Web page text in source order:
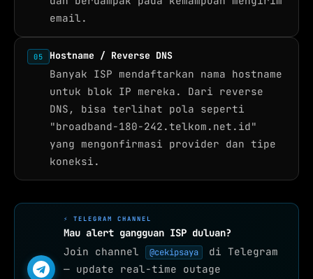
email.
05 Hostname / Reverse DNS
Banyak ISP mendaftarkan nama hostname
untuk blok IP mereka. Dari reverse
DNS, bisa terlihat pola seperti
"broadband-180-242.telkom.net.id"
yang mengonfirmasi provider dan tipe
koneksi.
⚡ TELEGRAM CHANNEL
Mau alert gangguan ISP duluan?
Join channel @cekipsaya
di Telegram
— update real-time outage